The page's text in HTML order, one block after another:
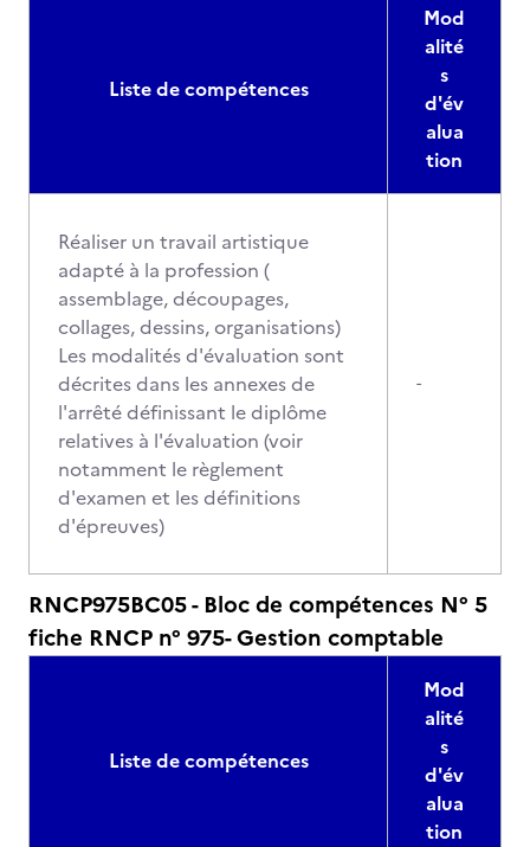
Liste de compétences
Mod
alité
s
d'év
alua
tion
Réaliser un travail artistique
adapté à la profession (
assemblage, découpages,
collages, dessins, organisations)
Les modalités d'évaluation sont
décrites dans les annexes de
l'arrêté définissant le diplôme
relatives à l'évaluation (voir
notamment le règlement
d'examen et les définitions
d'épreuves)
-
RNCP975BC05 - Bloc de compétences N° 5
fiche RNCP n° 975- Gestion comptable
Liste de compétences
Mod
alité
s
d'év
alua
tion